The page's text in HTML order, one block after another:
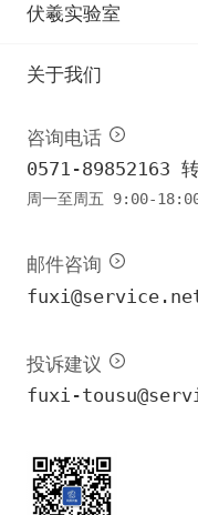
伏羲实验室
关于我们
咨询电话
0571-89852163
周一至周五 9:00-
邮件咨询
投诉建议
fuxi-